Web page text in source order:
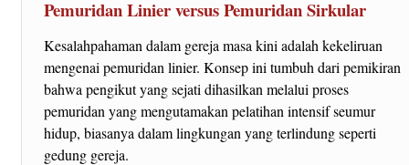
Pemuridan Linier versus Pemuridan Sirkular
Kesalahpahaman dalam gereja masa kini adalah kekeliruan
mengenai pemuridan linier. Konsep ini tumbuh dari pemikiran
bahwa pengikut yang sejati dihasilkan melalui proses
pemuridan yang mengutamakan pelatihan intensif seumur
hidup, biasanya dalam lingkungan yang terlindung seperti
gedung gereja.